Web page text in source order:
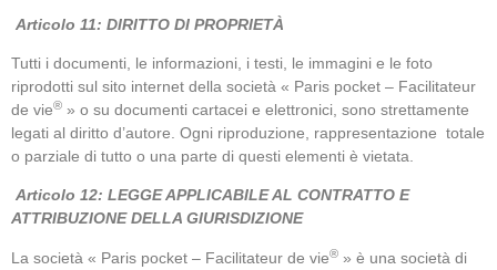
Articolo 11: DIRITTO DI PROPRIETÀ
Tutti i documenti, le informazioni, i testi, le immagini e le foto
riprodotti sul sito internet della società « Paris pocket – Facilitateur
de vie® » o su documenti cartacei e elettronici, sono strettamente
legati al diritto d’autore. Ogni riproduzione, rappresentazione totale
o parziale di tutto o una parte di questi elementi è vietata.
Articolo 12: LEGGE APPLICABILE AL CONTRATTO E
ATTRIBUZIONE DELLA GIURISDIZIONE
La società « Paris pocket – Facilitateur de vie® » è una società di